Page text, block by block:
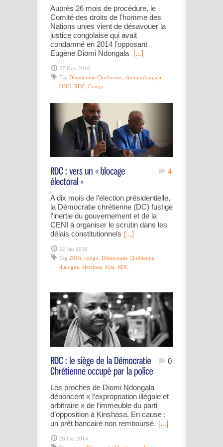
Auprès 26 mois de procédure, le
Comité des droits de l’homme des
Nations unies vient de désavouer la
justice congolaise qui avait
condamné en 2014 l’opposant
Eugène Diomi Ndongala [...]
27 Nov 2016
Tag Démocratie Chrétienne diomi ndongala
ONU RDC; Congo
4
A dix mois de l’élection présidentielle,
la Démocratie chrétienne (DC) fustige
l’inertie du gouvernement et de la
CENI à organiser le scrutin dans les
délais constitutionnels [...]
22 Jan 2016
Tag 2016 congo Démocratie Chrétienne
dialogue élections Kita RDC
0
Les proches de Diomi Ndongala
dénoncent « l’expropriation illégale et
arbitraire » de l’immeuble du parti
d’opposition à Kinshasa. En cause :
un prêt bancaire non remboursé. [...]
26 Oct 2014